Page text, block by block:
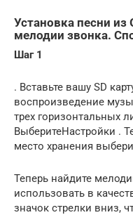
Установка песни из
мелодии звонка.
Шаг 1
. Вставьте вашу SD
воспроизведение
трех горизонтальных
ВыберитеНастройки .
место хранения
Теперь найдите
использовать в
значок стрелки вниз,